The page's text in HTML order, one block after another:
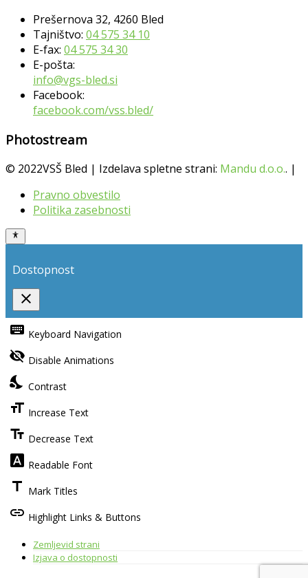
Prešernova 32, 4260 Bled
Tajništvo: 04 575 34 10
E-fax: 04 575 34 30
E-pošta:
info@vgs-bled.si
Facebook:
facebook.com/vss.bled/
Photostream
© 2022VSŠ Bled | Izdelava spletne strani: Mandu d.o.o.. |
Pravno obvestilo
Politika zasebnosti
Dostopnost
close
Toggle
visibility
Accessibility
keyboard Keyboard Navigation
visibility_off Disable Animations
nights_stay Contrast
format_size Increase Text
text_fields Decrease Text
font_download Readable Font
title Mark Titles
link Highlight Links & Buttons
Zemljevid strani
Izjava o dostopnosti